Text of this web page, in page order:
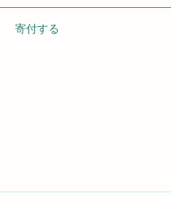
寄付する